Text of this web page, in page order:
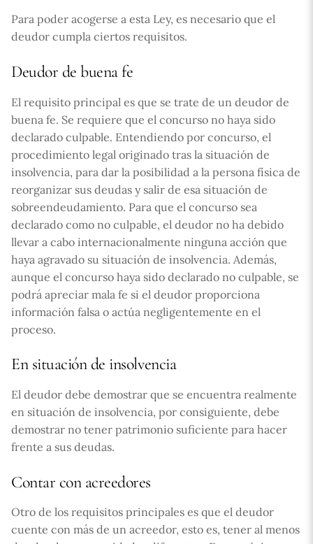
Para poder acogerse a esta Ley, es necesario que el
deudor cumpla ciertos requisitos.
Deudor de buena fe
El requisito principal es que se trate de un deudor de
buena fe. Se requiere que el concurso no haya sido
declarado culpable. Entendiendo por concurso, el
procedimiento legal originado tras la situación de
insolvencia, para dar la posibilidad a la persona física de
reorganizar sus deudas y salir de esa situación de
sobreendeudamiento. Para que el concurso sea
declarado como no culpable, el deudor no ha debido
llevar a cabo internacionalmente ninguna acción que
haya agravado su situación de insolvencia. Además,
aunque el concurso haya sido declarado no culpable, se
podrá apreciar mala fe si el deudor proporciona
información falsa o actúa negligentemente en el
proceso.
En situación de insolvencia
El deudor debe demostrar que se encuentra realmente
en situación de insolvencia, por consiguiente, debe
demostrar no tener patrimonio suficiente para hacer
frente a sus deudas.
Contar con acreedores
Otro de los requisitos principales es que el deudor
cuente con más de un acreedor, esto es, tener al menos